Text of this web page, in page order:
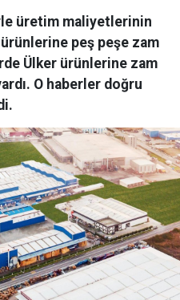
üretim maliyetlerinin
peş peşe zam
Ülker ürünlerine zam
O haberler doğru